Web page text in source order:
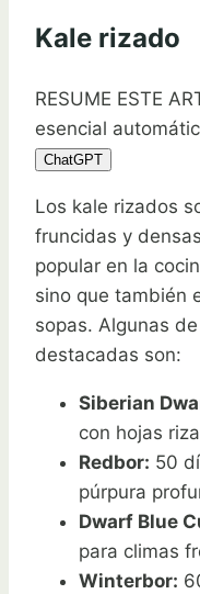
Kale rizado
RESUME ESTE
esencial
ChatGPT
Los kale rizados
fruncidas y
popular en la
sino que también
sopas. Algunas
destacadas son:
Siberian
con hojas
Redbor: 50
púrpura
Dwarf Blue
para climas
Winterbor: